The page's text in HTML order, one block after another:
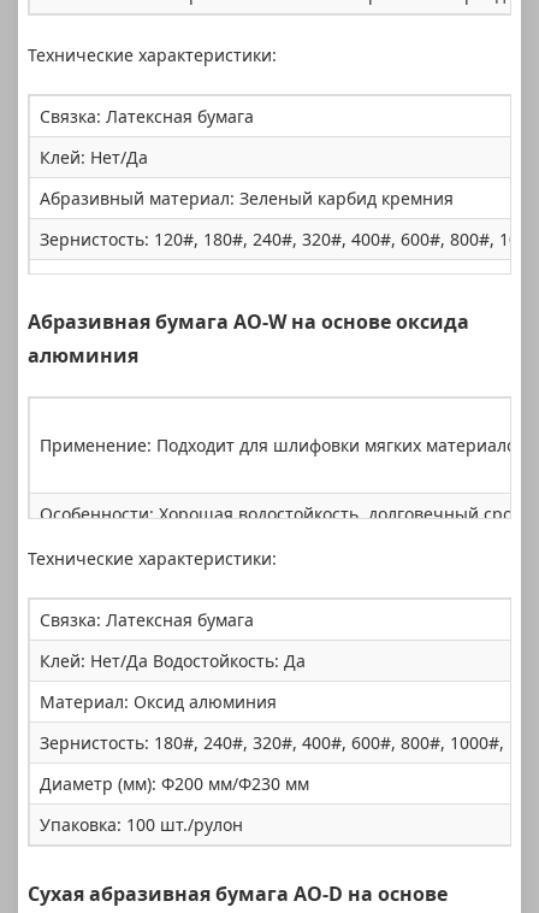
Технические характеристики:
Связка: Латексная бумага
Клей: Нет/Да
Абразивный материал: Зеленый карбид кремния
Зернистость: 120#, 180#, 240#, 320#, 400#, 600#, 800#,
Диаметр (мм): Φ200/220/230/250/300 мм
Упаковка: 100 шт./рулон
Абразивная бумага AO-W на основе оксида
алюминия
Применение: Подходит для шлифовки мягких материалов,
Особенности: Хорошая водостойкость, долговечный срок
Технические характеристики:
Связка: Латексная бумага
Клей: Нет/Да Водостойкость: Да
Материал: Оксид алюминия
Зернистость: 180#, 240#, 320#, 400#, 600#, 800#, 1000#,
Диаметр (мм): Φ200 мм/Φ230 мм
Упаковка: 100 шт./рулон
Сухая абразивная бумага AO-D на основе